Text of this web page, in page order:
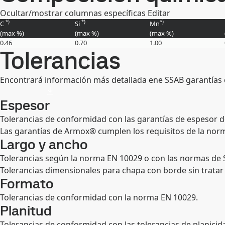
Ocultar/mostrar columnas específicas Editar
C *)
(max%)
Si *)
(max%)
Mn*)
(max%)
0.46
0.70 1.00
Tolerancias
Encontrará información más detallada ene SSAB
Espesor
Tolerancias de conformidad con las garantías de espesor
Las garantías de Armox® cumplen los requisitos de la
Largo y ancho
Tolerancias según la norma EN 10029 o con las normas de
Tolerancias dimensionales para chapa con borde sin
Formato
Tolerancias de conformidad con la norma EN 10029.
Planitud